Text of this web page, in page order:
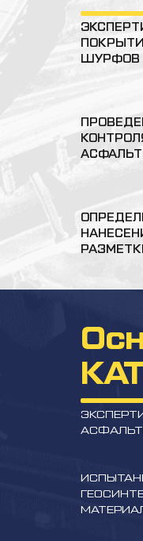
ШУРФОВ